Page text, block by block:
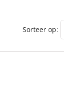
Sorteer op: